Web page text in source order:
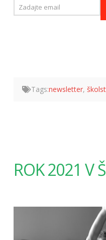
Tags:newsletter,
ROK 2021 V